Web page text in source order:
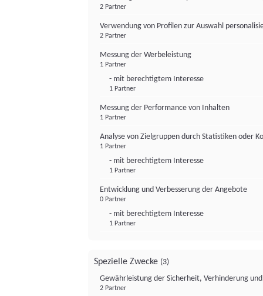
2 Partner
Verwendung von Profilen zur Auswahl
2 Partner
Messung der Werbeleistung
1 Partner
- mit berechtigtem Interesse
1 Partner
Messung der Performance von Inhalten
1 Partner
Analyse von Zielgruppen durch Statistiken oder
1 Partner
- mit berechtigtem Interesse
1 Partner
Entwicklung und Verbesserung der Angebote
0 Partner
- mit berechtigtem Interesse
1 Partner
Spezielle Zwecke (3)
Gewährleistung der Sicherheit, Verhinderung
2 Partner